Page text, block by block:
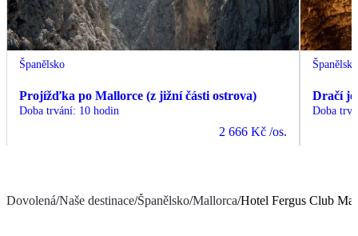
Španělsko
Projížďka po Mallorce (z jižní části ostrova)
Doba trvání: 10 hodin
2 666 Kč /os.
Španělsko
Dračí
Doba
Dovolená/Naše destinace/Španělsko/Mallorca/Hotel Fergus Club